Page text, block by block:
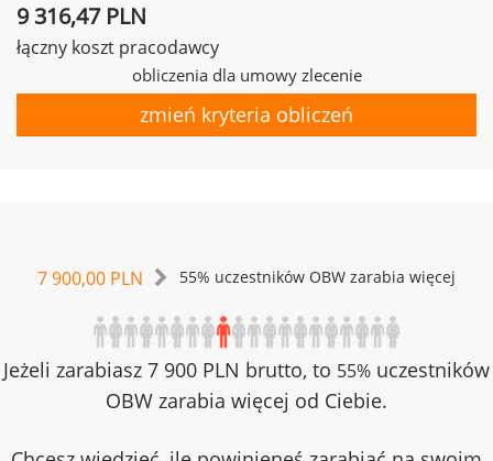
9 316,47 PLN
łączny koszt pracodawcy
obliczenia dla umowy zlecenie
zmień kryteria obliczeń
7 900,00 PLN 55% uczestników OBW zarabia więcej
Jeżeli zarabiasz 7 900 PLN brutto, to 55% uczestników
OBW zarabia więcej od Ciebie.